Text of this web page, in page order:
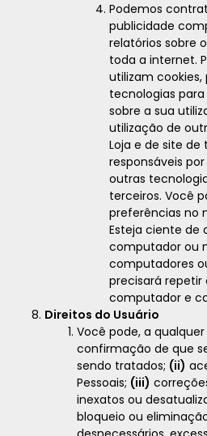
Podemos
publicidade
relatórios sobre
toda a internet.
utilizam cookies,
tecnologias
sobre a sua
utilização de
Loja e de site de
responsáveis
outras
terceiros. Você
preferências no
Esteja ciente de
computador ou
computadores
precisará repetir
computador e
Direitos do Usuário
Você pode, a
confirmação de que
sendo tratados; (ii)
Pessoais; (iii)
inexatos ou
bloqueio ou